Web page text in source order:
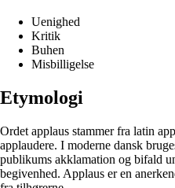
Uenighed
Kritik
Buhen
Misbilligelse
Etymologi
Ordet applaus stammer fra latin
applaudere. I moderne dansk
publikums akklamation og bifald
begivenhed. Applaus er en